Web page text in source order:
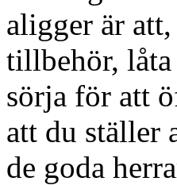
aligger är
tillbehör,
sörja för att
att du ställer
de goda